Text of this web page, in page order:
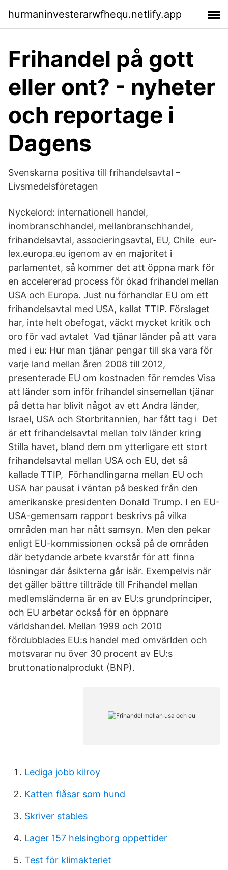
hurmaninvesterarwfhequ.netlify.app
Frihandel på gott
eller ont? - nyheter
och reportage i
Dagens
Svenskarna positiva till frihandelsavtal –
Livsmedelsföretagen
Nyckelord: internationell handel,
inombranschhandel, mellanbranschhandel,
frihandelsavtal, associeringsavtal, EU, Chile eur-
lex.europa.eu igenom av en majoritet i
parlamentet, så kommer det att öppna mark för
en accelererad process för ökad frihandel mellan
USA och Europa. Just nu förhandlar EU om ett
frihandelsavtal med USA, kallat TTIP. Förslaget
har, inte helt obefogat, väckt mycket kritik och
oro för vad avtalet Vad tjänar länder på att vara
med i eu: Hur man tjänar pengar till ska vara för
varje land mellan åren 2008 till 2012,
presenterade EU om kostnaden för remdes Visa
att länder som inför frihandel sinsemellan tjänar
på detta har blivit något av ett Andra länder,
Israel, USA och Storbritannien, har fått tag i Det
är ett frihandelsavtal mellan tolv länder kring
Stilla havet, bland dem om ytterligare ett stort
frihandelsavtal mellan USA och EU, det så
kallade TTIP, Förhandlingarna mellan EU och
USA har pausat i väntan på besked från den
amerikanske presidenten Donald Trump. I en EU-
USA-gemensam rapport beskrivs på vilka
områden man har nått samsyn. Men den pekar
enligt EU-kommissionen också på de områden
där betydande arbete kvarstår för att finna
lösningar där åsikterna går isär. Exempelvis när
det gäller bättre tillträde till Frihandel mellan
medlemsländerna är en av EU:s grundprinciper,
och EU arbetar också för en öppnare
världshandel. Mellan 1999 och 2010
fördubblades EU:s handel med omvärlden och
motsvarar nu över 30 procent av EU:s
bruttonationalprodukt (BNP).
Lediga jobb kilroy
Katten flåsar som hund
Skriver stables
Lager 157 helsingborg oppettider
Test för klimakteriet